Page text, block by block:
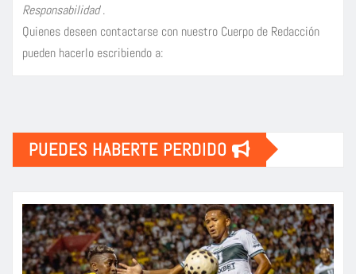
Responsabilidad.
Quienes deseen contactarse con nuestro Cuerpo de Redacción
pueden hacerlo escribiendo a:
PUEDES HABERTE PERDIDO